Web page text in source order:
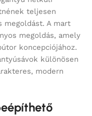
teljesen
A mart
megoldás, amely
koncepciójához.
különösen
modern